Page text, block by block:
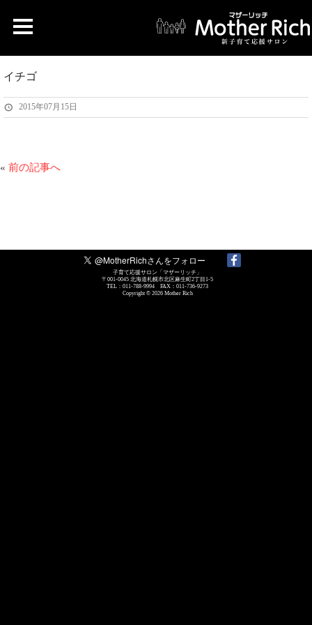
イチゴ
2015年07月15日
« 前の記事へ
子育て応援サロン「マザーリッチ」
〒001-0045 北海道札幌市北区麻生町2丁目1-5
TEL：011-788-9994 FAX：011-736-9273
Copyright © 2026 Mother Rich